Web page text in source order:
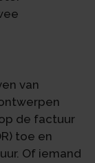
van
de factuur
toe en
Of iemand